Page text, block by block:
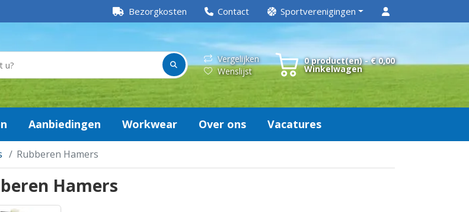
Bezorgkosten Contact Sportverenigingen
Vergelijken
Wenslijst
Winkelwagen
0 product(en) - € 0,00
Aanbiedingen Workwear Over ons Vacatures
Rubberen Hamers
Hamers